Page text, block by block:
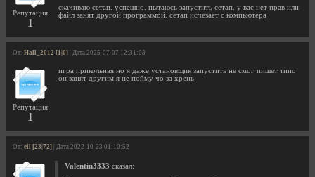
Репутация
1
скачиваю сетап. успешно. пытаюсь запустить сетап. у вас нет прав или
файл занят другой программой. сетап исчезает с компьютера
От: Hall_2012 [1|0] | Дата 2025-07-07 12:31:08
Репутация
1
игра прикольная но я даже установщик запустить не смог пишет типо
он занят другим я не пойму чо за хрень
От: eil [23|72] | Дата 2022-10-23 01:10:52
Valentin3333 сказал: